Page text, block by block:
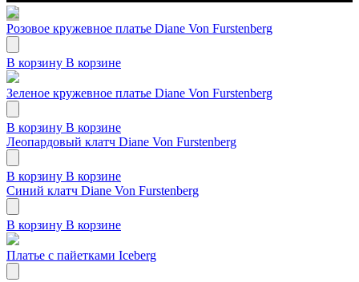
Розовое кружевное платье Diane Von Furstenberg
В корзину В корзине
Зеленое кружевное платье Diane Von Furstenberg
В корзину В корзине
Леопардовый клатч Diane Von Furstenberg
В корзину В корзине
Синий клатч Diane Von Furstenberg
В корзину В корзине
Платье с пайетками Iceberg